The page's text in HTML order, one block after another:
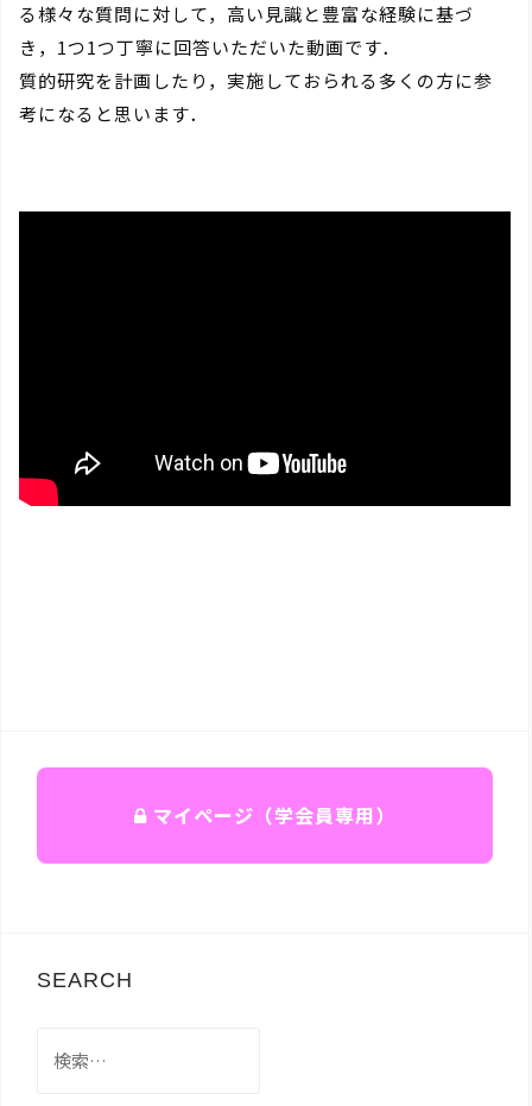
る様々な質問に対して，高い見識と豊富な経験に基づ
き，1つ1つ丁寧に回答いただいた動画です．
質的研究を計画したり，実施しておられる多くの方に参
考になると思います．
マイページ（学会員専用）
SEARCH
索: